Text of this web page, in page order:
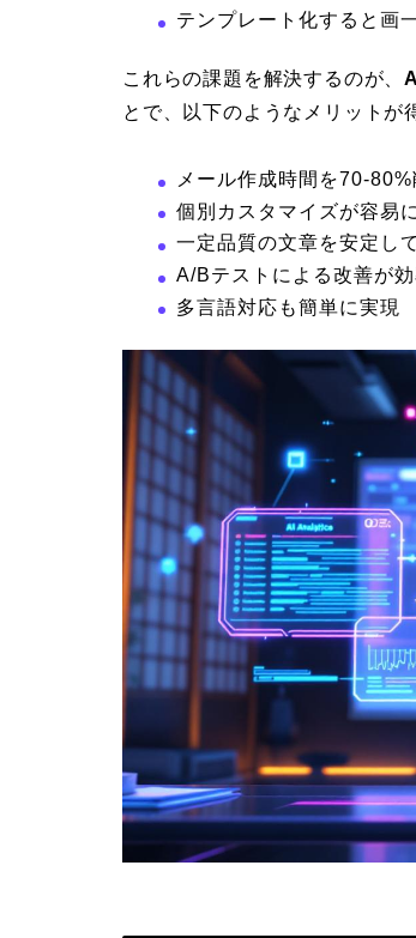
テンプレート化すると画
これらの課題を解決するのが、
とで、以下のようなメリットが
メール作成時間を70-
個別カスタマイズが容易
一定品質の文章を安定し
A/Bテストによる改善が
多言語対応も簡単に実現